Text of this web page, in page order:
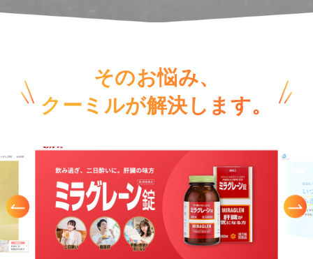
そのお悩み、
クーミルが解決します。